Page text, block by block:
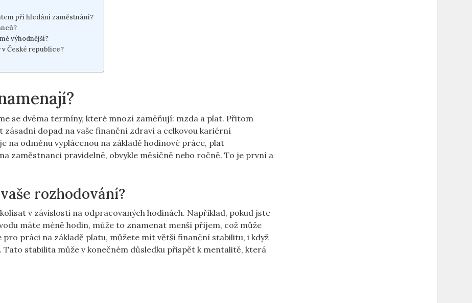
při hledání zaměstnání?
výhodnější?
České republice?
se dvěma termíny, které mnozí zaměňují: mzda a plat. Přitom
zásadní dopad na vaše finanční zdraví a celkovou kariérní
na odměnu vyplácenou na základě hodinové práce, plat
zaměstnanci pravidelně, obvykle měsíčně nebo ročně. To je první a
rozhodování?
v závislosti na odpracovaných hodinách. Například, pokud jste
máte méně hodin, může to znamenat menší příjem, což může
práci na základě platu, můžete mít větší finanční stabilitu, i když
stabilita může v konečném důsledku přispět k mentalitě, která